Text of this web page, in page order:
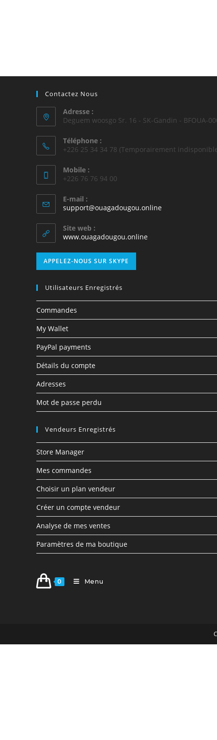
Contactez Nous
Adresse :
Deguem woosgo Sr. 16 - SK-Gandin - BFOUA-
Téléphone :
+226 25 34 34 78 (Temporairement
Mobile :
+226 76 76 94 00
E-mail :
support@ouagadougou.online
Site web :
www.ouagadougou.online
APPELEZ-NOUS SUR SKYPE
Utilisateurs Enregistrés
Commandes
My Wallet
PayPal payments
Détails du compte
Adresses
Mot de passe perdu
Vendeurs Enregistrés
Store Manager
Mes commandes
Choisir un plan vendeur
Créer un compte vendeur
Analyse de mes ventes
Paramètres de ma boutique
0 Menu